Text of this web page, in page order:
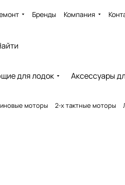
Бренды Компания
для лодок Аксессуары
моторы 2-х тактные моторы